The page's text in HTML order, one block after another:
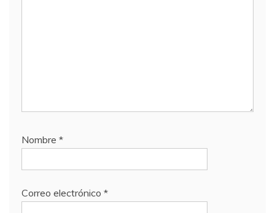
Nombre *
Correo electrónico *